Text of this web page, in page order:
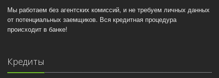
Мы работаем без агентских комиссий, и не требуем личных данных
от потенциальных заемщиков. Вся кредитная процедура
происходит в банке!
Кредиты